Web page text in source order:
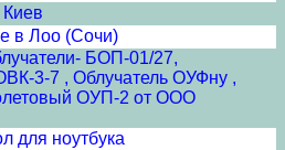
в Лоо (Сочи)
БОП-01/27,
3-7 , Облучатель ОУФну ,
ОУП-2 от ООО
для ноутбука